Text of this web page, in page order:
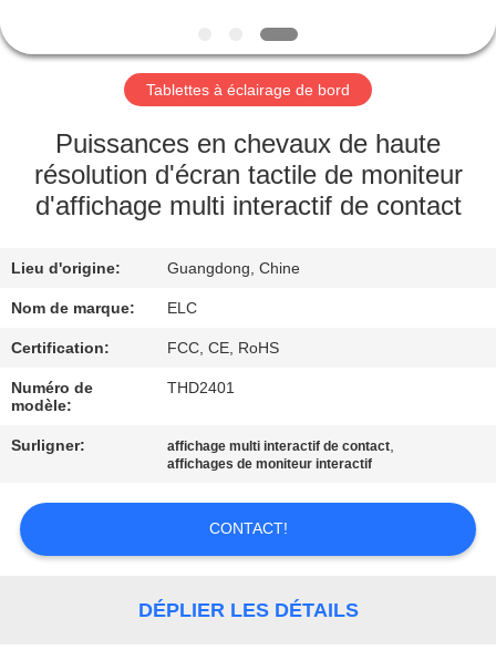
DE
NOUS
VISITE
D'USINE
DE
QUALITÉ
CONTACTEZ-
NOUS
CITATION
Tablettes à éclairage de bord
Puissances en chevaux de haute
résolution d'écran tactile de moniteur
d'affichage multi interactif de contact
Lieu d'origine: Guangdong, Chine
Nom de marque: ELC
Certification: FCC, CE, RoHS
Numéro de
modèle:
THD2401
Surligner: affichage multi interactif de contact,
affichages de moniteur interactif
CONTACT!
DÉPLIER LES DÉTAILS